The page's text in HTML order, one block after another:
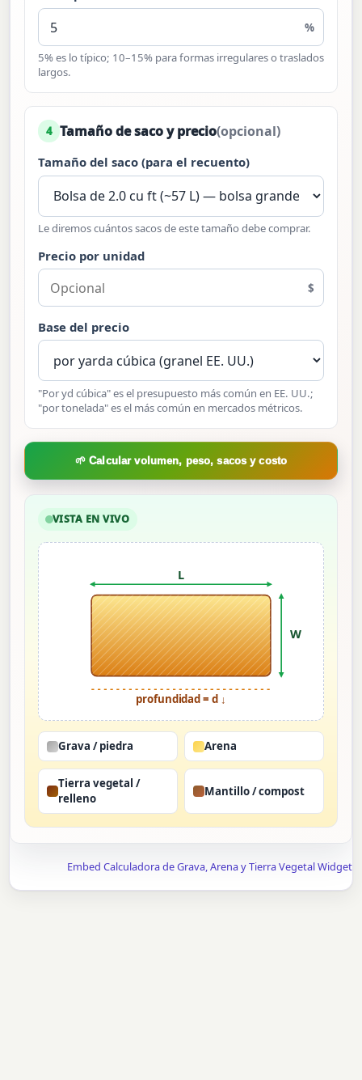
%
5% es lo típico; 10–15% para formas irregulares o traslados
largos.
4 Tamaño de saco y precio(opcional)
Tamaño del saco (para el recuento)
Le diremos cuántos sacos de este tamaño debe comprar.
Precio por unidad
$
Base del precio
"Por yd cúbica" es el presupuesto más común en EE. UU.;
"por tonelada" es el más común en mercados métricos.
🌱 Calcular volumen, peso, sacos y costo
VISTA EN VIVO
L
W
profundidad = d ↓
Grava / piedra Arena
Tierra vegetal /
relleno
Mantillo / compost
Embed Calculadora de Grava, Arena y Tierra Vegetal Widget